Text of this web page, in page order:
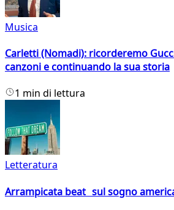
Musica
Carletti (Nomadi): ricorderemo
canzoni e continuando la sua storia
1 min di lettura
Letteratura
Arrampicata beat sul sogno